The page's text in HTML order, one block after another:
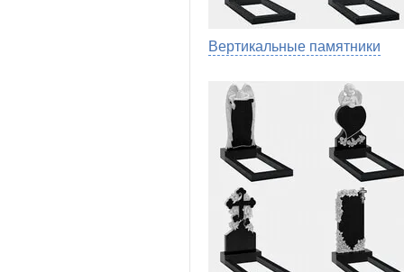
Вертикальные памятники